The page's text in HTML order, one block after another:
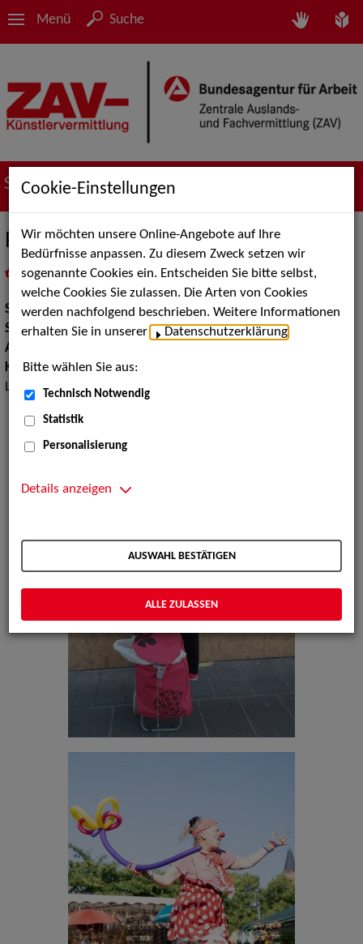
Menü Suche
Suche nach Künstler*innen
PIP
als PDF speichern
inMeine Merklistelegen
Show:Kinderunterhaltung, Show Acts, Artistik
Show Acts: Clowns, Visuelle Comedy
Artistik:
Kinderunterhaltung:Clowns, Kinderschminken, Kindershows,
Luftballonmodellage
Cookie-Einstellungen
Wir möchten unsere Online-Angebote auf Ihre
Bedürfnisse anpassen. Zu diesem Zweck setzen wir
sogenannte Cookies ein. Entscheiden Sie bitte selbst,
welche Cookies Sie zulassen. Die Arten von Cookies
werden nachfolgend beschrieben. Weitere Informationen
erhalten Sie in unserer
Datenschutzerklärung
Bitte wählen Sie aus:
Technisch Notwendig
Statistik
Personalisierung
Details anzeigen
AUSWAHL BESTÄTIGEN
ALLE ZULASSEN